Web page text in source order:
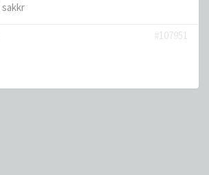
sakkr
#107951